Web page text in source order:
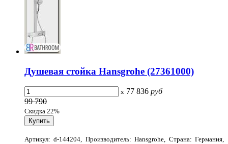
Душевая стойка Hansgrohe (27361000)
x 77 836 руб
99 790
Скидка 22%
Артикул: d-144204, Производитель: Hansgrohe, Страна: Германия,